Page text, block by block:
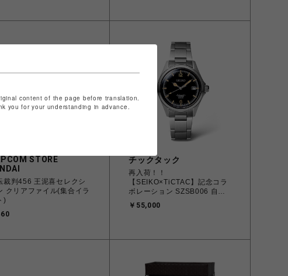
STORE
裁判456 王泥喜セレクシ
クリアファイル(集合イラ
)
チックタック
再入荷！！
【SEIKO×TiCTAC】記念コラ
ボレーション SZSB006 自動
￥55,000
content of the page before translation.
you for your understanding in advance.